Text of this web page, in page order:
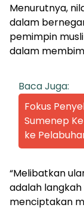
Menurutnya,
dalam
pemimpin
dalam
Baca Juga:
Fokus
Sumenep
ke
“Melibatkan
adalah
menciptakan